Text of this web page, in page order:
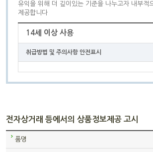
유익을 위해 더 깊이있는 기준을 나누고자 내부적
제공합니다
14세 이상 사용
취급방법 및 주의사항 안전표시
전자상거래 등에서의 상품정보제공 고시
품명